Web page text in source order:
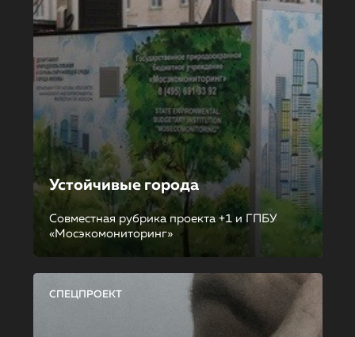
Устойчивые города
Совместная рубрика проекта +1 и ГПБУ
«Мосэкомониторинг»
СПЕЦПРОЕКТ